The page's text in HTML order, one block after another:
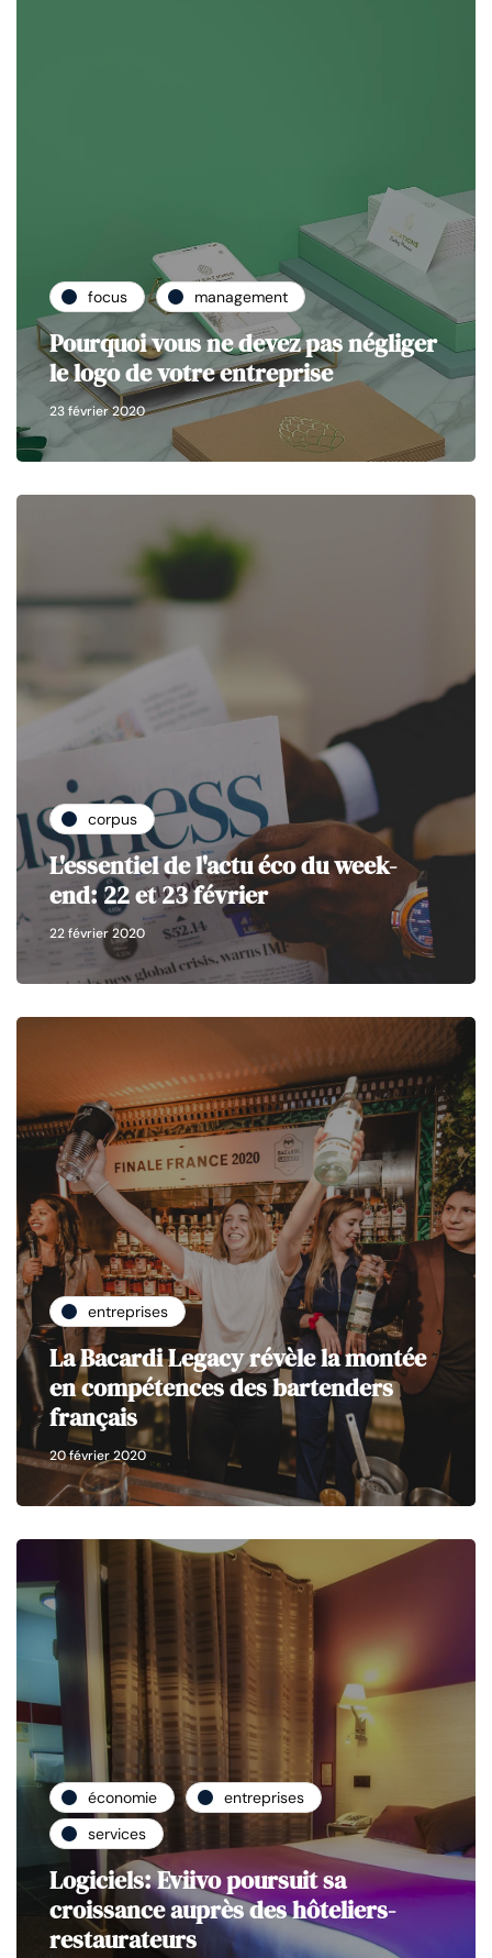
focus management
Pourquoi vous ne devez pas négliger
le logo de votre entreprise
23 février 2020
corpus
L'essentiel de l'actu éco du week-
end: 22 et 23 février
22 février 2020
entreprises
La Bacardi Legacy révèle la montée
en compétences des bartenders
français
20 février 2020
économie
entreprises
services
Logiciels: Eviivo poursuit sa
croissance auprès des hôteliers-
restaurateurs